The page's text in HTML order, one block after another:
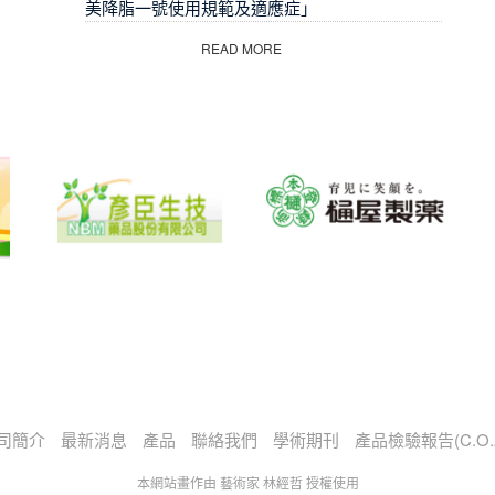
美降脂一號使用規範及適應症」
READ MORE
簡介 最新消息 產品 聯絡我們 學術期刊 產品檢驗報告
本網站畫作由 藝術家 林經哲 授權使用